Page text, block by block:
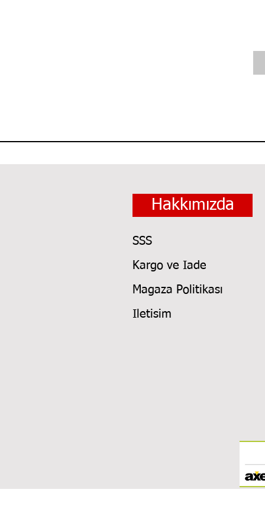
SSS
Kargo ve Iade
Magaza Politikası
Iletisim
Hakkımızda